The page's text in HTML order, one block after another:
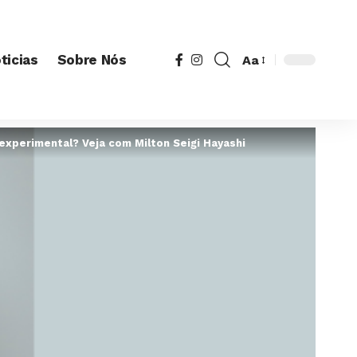
Sobre Nós Aa
Veja com Milton Seigi Hayashi